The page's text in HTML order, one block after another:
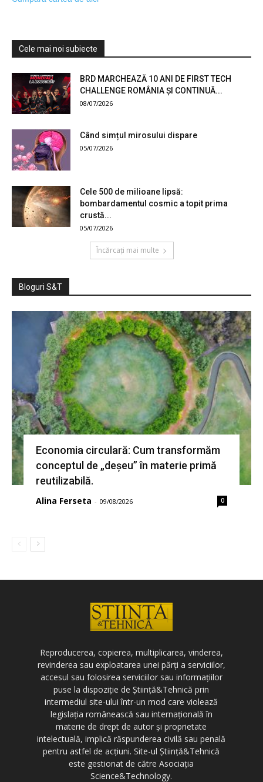
Cele mai noi subiecte
BRD MARCHEAZĂ 10 ANI DE FIRST TECH
CHALLENGE ROMÂNIA ȘI CONTINUĂ...
08/07/2026
Când simțul mirosului dispare
05/07/2026
Cele 500 de milioane lipsă:
bombardamentul cosmic a topit prima
crustă...
05/07/2026
Încărcați mai multe
Bloguri S&T
Economia circulară: Cum transformăm
conceptul de „deșeu” în materie primă
reutilizabilă.
Alina Ferseta - 09/08/2026 0
Reproducerea, copierea, multiplicarea, vinderea,
revinderea sau exploatarea unei părți a serviciilor,
accesul sau folosirea serviciilor sau informațiilor
puse la dispoziție de Știință&Tehnică prin
intermediul site-ului într-un mod care violează
legislația românească sau internațională în
materie de drept de autor și proprietate
intelectuală, implică răspunderea civilă sau penală
pentru astfel de acțiuni. Site-ul Știință&Tehnică
este gestionat de către Asociația
Science&Technology.